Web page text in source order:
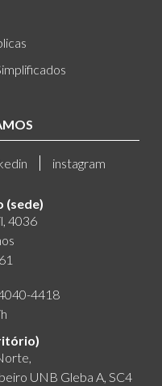
instagram
(sede)
4036
4418
UNB Gleba A, SC4